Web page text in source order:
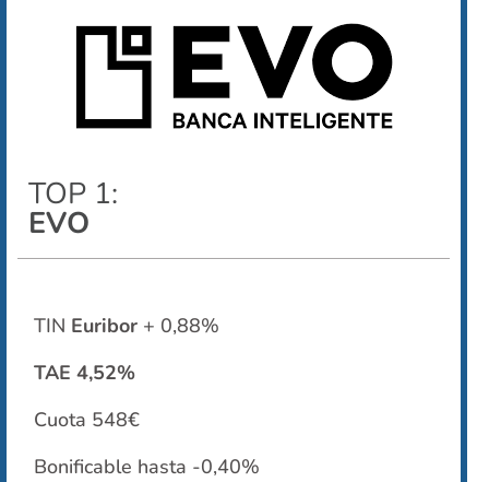
TOP 1:
EVO
TIN Euribor + 0,88%
TAE 4,52%
Cuota 548€
Bonificable hasta -0,40%